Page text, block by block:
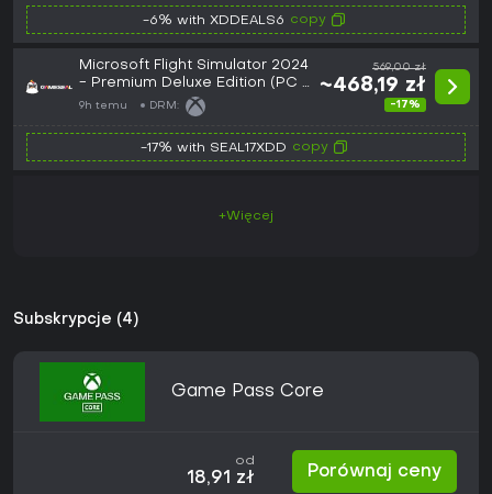
Digital Key
-6% with XDDEALS6 copy
Microsoft Flight Simulator 2024
- Premium Deluxe Edition (PC /
Xbox Series X|S) Microsoft
Store Key - GLOBAL
9h temu DRM:
569,00 zł
~468,19 zł
-17%
-17% with SEAL17XDD copy
+Więcej
Subskrypcje (4)
Game Pass Core
od
18,91 zł Porównaj ceny